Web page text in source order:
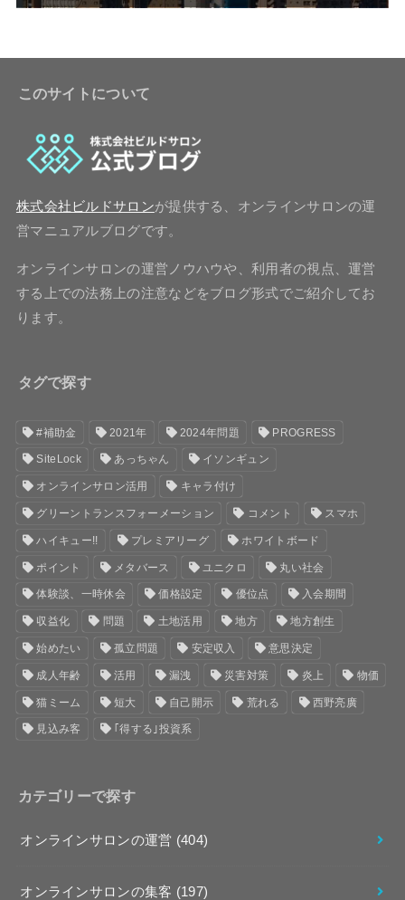
このサイトについて
株式会社ビルドサロンが提供する、オンラインサロンの運
営マニュアルブログです。
オンラインサロンの運営ノウハウや、利用者の視点、運営
する上での法務上の注意などをブログ形式でご紹介してお
ります。
タグで探す
#補助金 2021年 2024年問題 PROGRESS
SiteLock あっちゃん イソンギュン
オンラインサロン活用 キャラ付け
グリーントランスフォーメーション コメント スマホ
ハイキュー!! プレミアリーグ ホワイトボード
ポイント メタバース ユニクロ 丸い社会
体験談、一時休会 価格設定 優位点 入会期間
収益化 問題 土地活用 地方 地方創生
始めたい 孤立問題 安定収入 意思決定
成人年齢 活用 漏洩 災害対策 炎上 物価
猫ミーム 短大 自己開示 荒れる 西野亮廣
見込み客 ｢得する｣投資系
カテゴリーで探す
オンラインサロンの運営 (404)
オンラインサロンの集客 (197)